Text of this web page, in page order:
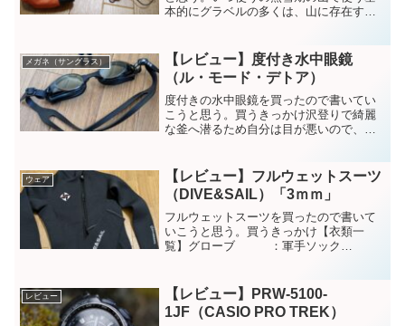
本的にグラベルの多くは、山に存在する
必要です。狙われると、自転車どころで
は無い位厄介です。下りで...
メガネ（サングラス）
【レビュー】度付き水中眼鏡
（ル・モード・デトア）
度付きの水中眼鏡を買ったので書いてい
こうと思う。買うきっかけ沢登りで綺麗
な釜へ潜るため自分は目が悪いので、度
眼鏡を買った。この大釜に居た時、来る
人の殆どが水中眼鏡持って...
ウェア
【レビュー】フルウェットスーツ
（DIVE&SAIL）「3ｍｍ」
フルウェットスーツを買ったので書いて
いこうと思う。買うきっかけ【衣類一
覧】グローブ ：軍手ソック
ュ ジップネック（ファイントラック）ド
ライレイヤー：沢服（ファイント...
レビュー
【レビュー】PRW-5100-
1JF（CASIO PRO TREK）